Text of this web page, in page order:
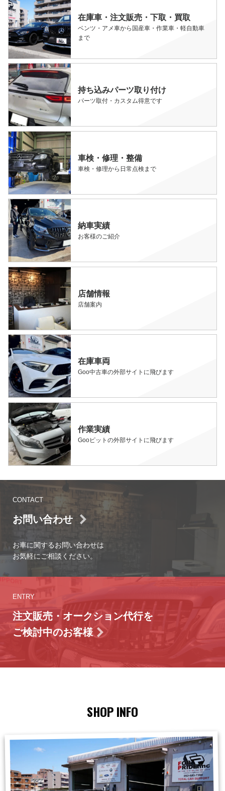
在庫車・注文販売・下取・買取
ベンツ・アメ車から国産車・作業車・軽自動車
まで
持ち込みパーツ取り付け
パーツ取付・カスタム得意です
車検・修理・整備
車検・修理から日常点検まで
納車実績
お客様のご紹介
店舗情報
店舗案内
在庫車両
Goo中古車の外部サイトに飛びます
作業実績
Gooピットの外部サイトに飛びます
CONTACT
お問い合わせ
お車に関するお問い合わせは
お気軽にご相談ください。
ENTRY
注文販売・オークション代行を
ご検討中のお客様
SHOP INFO